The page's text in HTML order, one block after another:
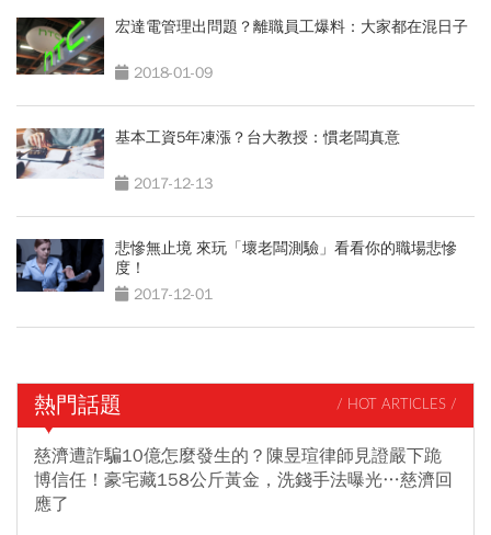
宏達電管理出問題？離職員工爆料：大家都在混日子
2018-01-09
基本工資5年凍漲？台大教授：慣老闆真意
2017-12-13
悲慘無止境 來玩「壞老闆測驗」看看你的職場悲慘
度！
2017-12-01
熱門話題 / HOT ARTICLES /
慈濟遭詐騙10億怎麼發生的？陳昱瑄律師見證嚴下跪
博信任！豪宅藏158公斤黃金，洗錢手法曝光…慈濟回
應了